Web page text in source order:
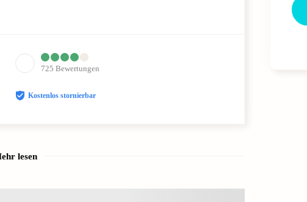
725 Bewertungen
Kostenlos stornierbar
lesen